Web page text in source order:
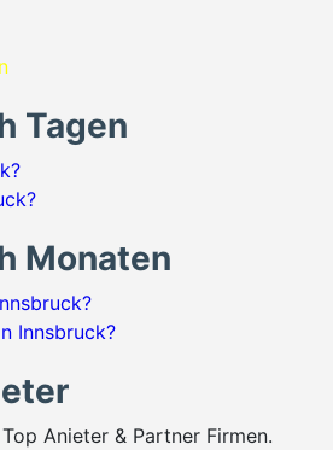
Tagen
Monaten
Innsbruck?
Anieter & Partner Firmen.